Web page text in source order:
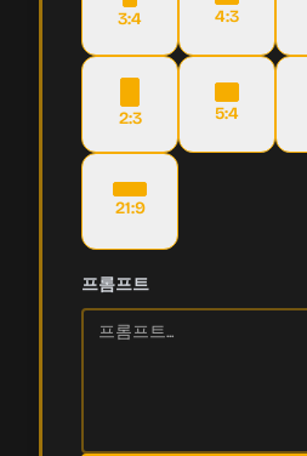
3:4 4:3
2:3 5:4
21:9
프롬프트